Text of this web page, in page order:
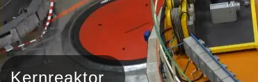
Kernreaktor